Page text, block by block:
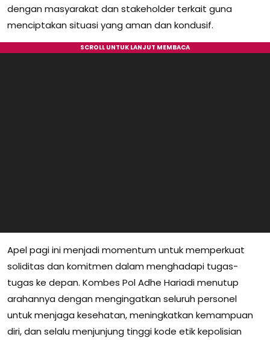
dengan masyarakat dan stakeholder terkait guna
menciptakan situasi yang aman dan kondusif.
Apel pagi ini menjadi momentum untuk memperkuat
soliditas dan komitmen dalam menghadapi tugas-
tugas ke depan. Kombes Pol Adhe Hariadi menutup
arahannya dengan mengingatkan seluruh personel
untuk menjaga kesehatan, meningkatkan kemampuan
diri, dan selalu menjunjung tinggi kode etik kepolisian